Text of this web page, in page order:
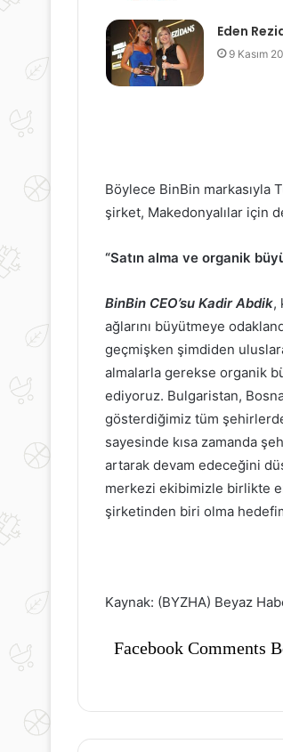
Eden
9 Kasım
Böylece BinBin markasıyla
şirket, Makedonyalılar için
“Satın alma ve organik
BinBin CEO’su Kadir Abdik,
ağlarını büyütmeye
geçmişken şimdiden
almalarla gerekse organik
ediyoruz. Bulgaristan, Bosna
gösterdiğimiz tüm
sayesinde kısa zamanda
artarak devam edeceğini
merkezi ekibimizle birlikte
şirketinden biri olma
Kaynak: (BYZHA) Beyaz
Facebook Comments